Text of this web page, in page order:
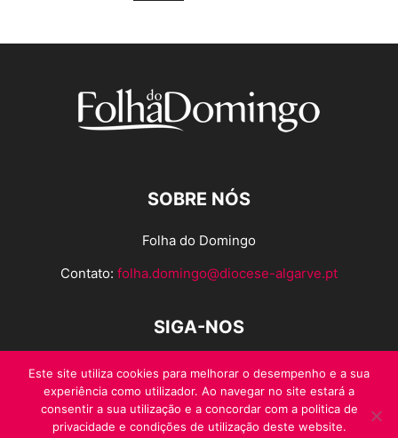
SOBRE NÓS
Folha do Domingo
Contato: folha.domingo@diocese-algarve.pt
SIGA-NOS
Este site utiliza cookies para melhorar o desempenho e a sua
experiência como utilizador. Ao navegar no site estará a
consentir a sua utilização e a concordar com a politica de
privacidade e condições de utilização deste website.